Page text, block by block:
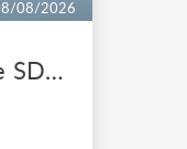
08/2026
Machine à fumée SDJ MIMETIKXL